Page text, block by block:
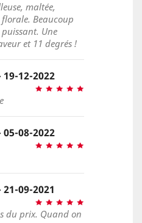
maltée,
Beaucoup
Une
et 11 degrés !
12-2022
08-2022
09-2021
du prix. Quand on